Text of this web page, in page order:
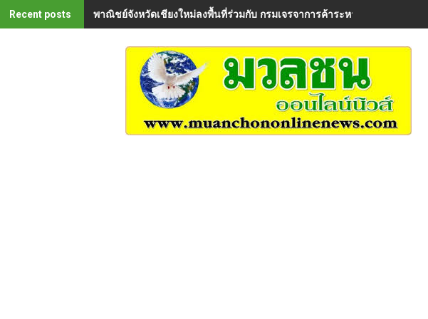
Recent posts พาณิชย์จังหวัดเชียงใหม่ลงพื้นที่ร่วมกับ กรมเจรจาการค้าระหว่างประเทศ เพื่อ